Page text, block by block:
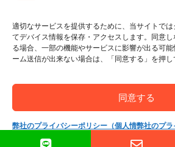
適切なサービスを提供するために、当サイトで
てデバイス情報を保存・アクセスします。同意
る場合、一部の機能やサービスに影響が出る可
ーム送信が出来ない場合は、「同意する」を押し
同意する
弊社のプライバシーポリシー（個人情
報保護方針）
弊社のプ
報保護方針
Copyright(c) 2002-2026Thai SRS
rights reserved.
ポリシー